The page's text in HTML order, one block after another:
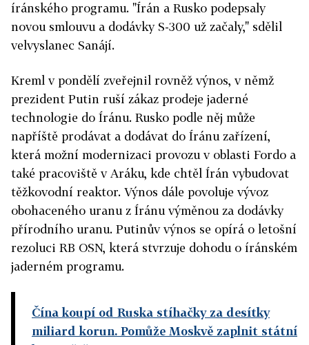
íránského programu. "Írán a Rusko podepsaly
novou smlouvu a dodávky S-300 už začaly," sdělil
velvyslanec Sanájí.
Kreml v pondělí zveřejnil rovněž výnos, v němž
prezident Putin ruší zákaz prodeje jaderné
technologie do Íránu. Rusko podle něj může
napříště prodávat a dodávat do Íránu zařízení,
která možní modernizaci provozu v oblasti Fordo a
také pracoviště v Aráku, kde chtěl Írán vybudovat
těžkovodní reaktor. Výnos dále povoluje vývoz
obohaceného uranu z Íránu výměnou za dodávky
přírodního uranu. Putinův výnos se opírá o letošní
rezoluci RB OSN, která stvrzuje dohodu o íránském
jaderném programu.
Čína koupí od Ruska stíhačky za desítky
miliard korun. Pomůže Moskvě zaplnit státní